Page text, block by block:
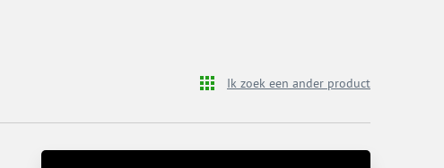
Ik zoek een ander product